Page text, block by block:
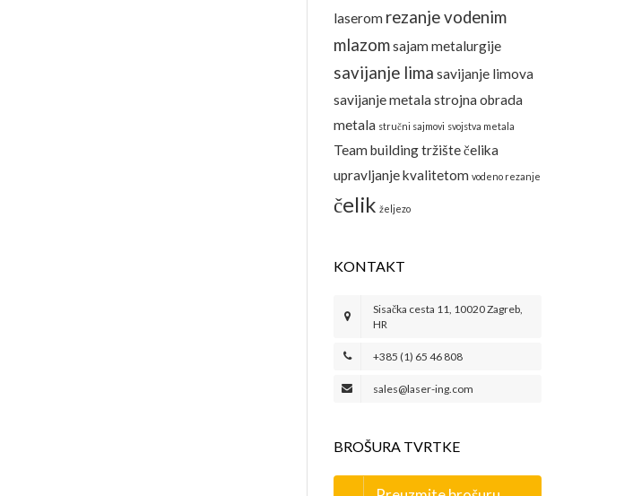
laserom rezanje vodenim
mlazomsajam metalurgije
savijanje lima savijanje limova
savijanje metala strojna obrada
metala stručni sajmovi svojstva metala
Team buildingtržište čelika
upravljanje kvalitetom vodeno rezanje
čelik željezo
KONTAKT
Sisačka cesta 11, 10020 Zagreb,
HR
+385 (1) 65 46 808
sales@laser-ing.com
BROŠURA TVRTKE